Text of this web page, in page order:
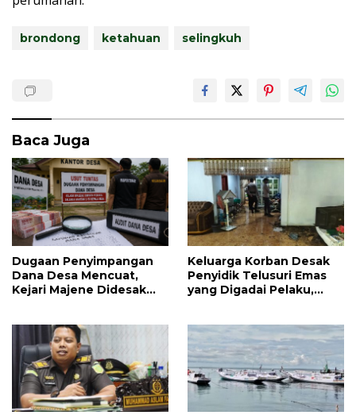
brondong ketahuan selingkuh
Baca Juga
Dugaan Penyimpangan
Dana Desa Mencuat,
Kejari Majene Didesak
Keluarga Korban Desak
Penyidik Telusuri Emas
yang Digadai Pelaku,
Pembunuhan